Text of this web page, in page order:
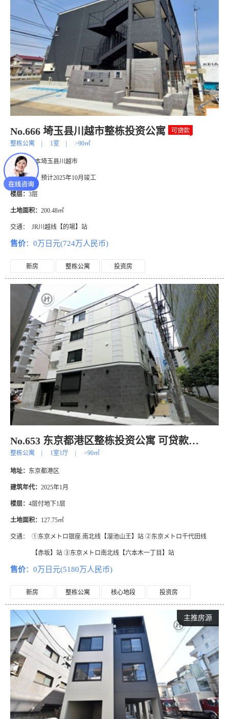
No.666 埼玉县川越市整栋投资公寓
整栋公寓 | 1室 | >90㎡
地址： 日本埼玉县川越市
建筑年代： 预计2025年10月竣工
楼层： 3层
土地面积： 200.48㎡
交通： JR川越线【的場】站
售价：0万日元(724万人民币)
新房 整栋公寓 投资房
No.653 东京都港区整栋投资公寓 可贷款！
整栋公寓 | 1室1厅 | >90㎡
地址： 东京都港区
建筑年代： 2025年1月
楼层： 4层付地下1层
土地面积： 127.75㎡
交通： ①东京メトロ银座.南北线【溜池山王】站 ②东京メトロ千代田线
【赤坂】站 ③东京メトロ南北线【六本木一丁目】站
售价：0万日元(5180万人民币)
新房 整栋公寓 核心地段 投资房
主推房源